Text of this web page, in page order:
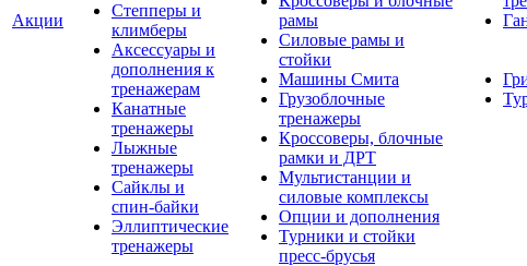
Акции
Степперы и
климберы
Аксессуары и
дополнения к
тренажерам
Канатные
тренажеры
Лыжные
тренажеры
Сайклы и
спин-байки
Эллиптические
тренажеры
рамы
Силовые рамы и
стойки
Машины Смита
Грузоблочные
тренажеры
Кроссоверы, блочные
рамки и ДРТ
Мультистанции и
силовые комплексы
Опции и дополнения
Турники и стойки
пресс-брусья